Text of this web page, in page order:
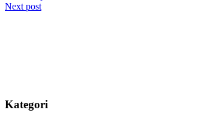
Next post
Kategori